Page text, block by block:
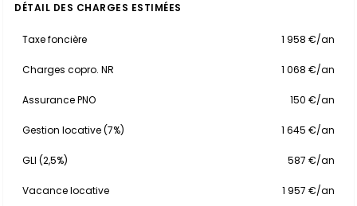
DÉTAIL DES CHARGES ESTIMÉES
Taxe foncière 1 958 €/an
Charges copro. NR 1 068 €/an
Assurance PNO 150 €/an
Gestion locative (7%) 1 645 €/an
GLI (2,5%) 587 €/an
Vacance locative 1 957 €/an